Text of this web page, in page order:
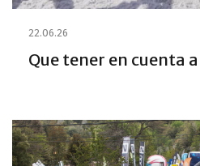
22.06.26
Que tener en cuenta